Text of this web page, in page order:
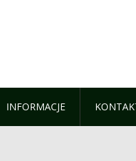
INFORMACJE